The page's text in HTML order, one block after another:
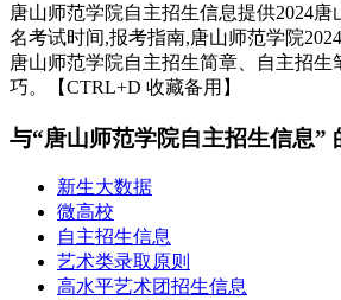
唐山师范学院自主招生信息提供2024
名考试时间,报考指南,唐山师范学院
唐山师范学院自主招生简章、自主招
巧。【CTRL+D 收藏备用】
与“唐山师范学院自主招生信息”
新生大数据
微高校
自主招生信息
艺术类录取原则
高水平艺术团招生信息